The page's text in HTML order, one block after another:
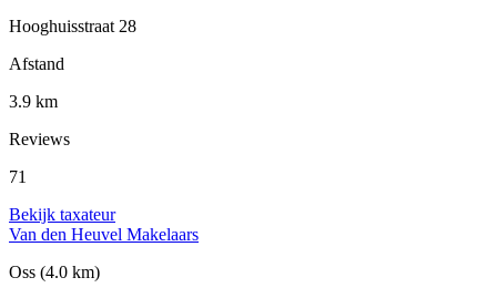
Hooghuisstraat 28
Afstand
3.9 km
Reviews
71
Bekijk taxateur
Van den Heuvel Makelaars
Oss (4.0 km)